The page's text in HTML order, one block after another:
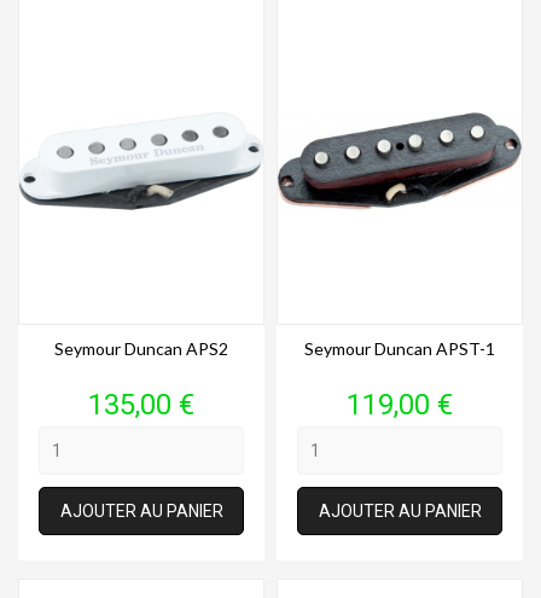
Seymour Duncan APS2
Prix
135,00 €
AJOUTER AU PANIER
Seymour Duncan APST-1
Prix
119,00 €
AJOUTER AU PANIER